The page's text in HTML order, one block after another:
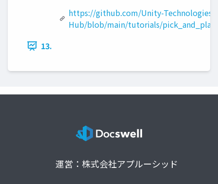
https://github.com/Unity-
Hub/blob/main/tutorials/
13.
運営：株式会社アプルーシッド